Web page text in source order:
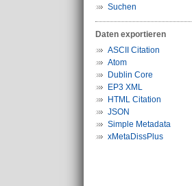
Suchen
Daten exportieren
ASCII Citation
Atom
Dublin Core
EP3 XML
HTML Citation
JSON
Simple Metadata
xMetaDissPlus